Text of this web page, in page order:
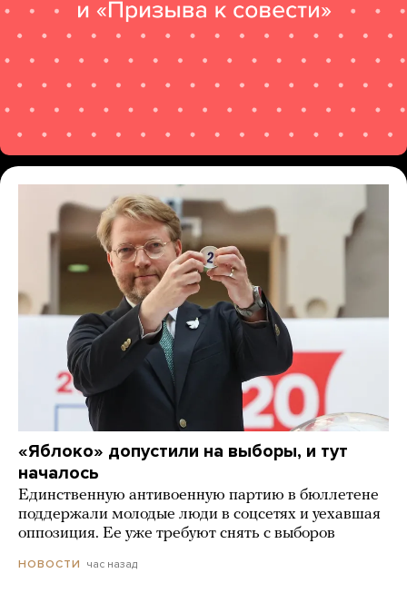
«Яблоко» допустили на выборы, и тут
началось
Единственную антивоенную партию в бюллетене
поддержали молодые люди в соцсетях и уехавшая
оппозиция. Ее уже требуют снять с выборов
НОВОСТИ час назад